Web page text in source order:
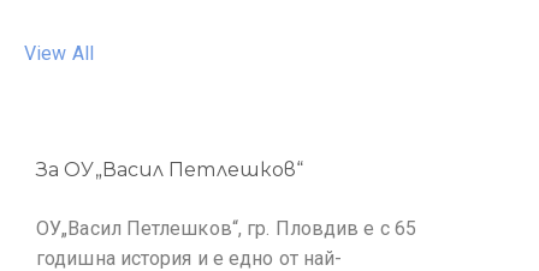
View All
За ОУ„Васил Петлешков“
ОУ„Васил Петлешков“, гр. Пловдив е с 65
годишна история и е едно от най-